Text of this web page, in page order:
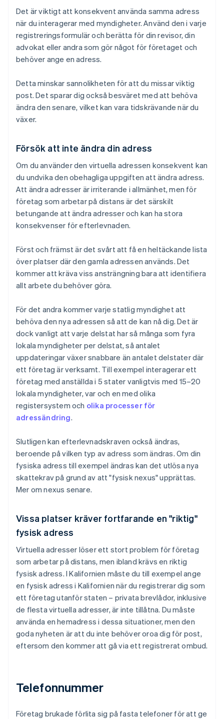
Det är viktigt att konsekvent använda samma adress
när du interagerar med myndigheter. Använd den i varje
registreringsformulär och berätta för din revisor, din
advokat eller andra som gör något för företaget och
behöver ange en adress.
Detta minskar sannolikheten för att du missar viktig
post. Det sparar dig också besväret med att behöva
ändra den senare, vilket kan vara tidskrävande när du
växer.
Försök att inte ändra din adress
Om du använder den virtuella adressen konsekvent kan
du undvika den obehagliga uppgiften att ändra adress.
Att ändra adresser är irriterande i allmänhet, men för
företag som arbetar på distans är det särskilt
betungande att ändra adresser och kan ha stora
konsekvenser för efterlevnaden.
Först och främst är det svårt att få en heltäckande lista
över platser där den gamla adressen används. Det
kommer att kräva viss ansträngning bara att identifiera
allt arbete du behöver göra.
För det andra kommer varje statlig myndighet att
behöva den nya adressen så att de kan nå dig. Det är
dock vanligt att varje delstat har så många som fyra
lokala myndigheter per delstat, så antalet
uppdateringar växer snabbare än antalet delstater där
ett företag är verksamt. Till exempel interagerar ett
företag med anställda i 5 stater vanligtvis med 15–20
lokala myndigheter, var och en med olika
registersystem och olika processer för
adressändring.
Slutligen kan efterlevnadskraven också ändras,
beroende på vilken typ av adress som ändras. Om din
fysiska adress till exempel ändras kan det utlösa nya
skattekrav på grund av att "fysisk nexus" upprättas.
Mer om nexus senare.
Vissa platser kräver fortfarande en "riktig"
fysisk adress
Virtuella adresser löser ett stort problem för företag
som arbetar på distans, men ibland krävs en riktig
fysisk adress. I Kalifornien måste du till exempel ange
en fysisk adress i Kalifornien när du registrerar dig som
ett företag utanför staten – privata brevlådor, inklusive
de flesta virtuella adresser, är inte tillåtna. Du måste
använda en hemadress i dessa situationer, men den
goda nyheten är att du inte behöver oroa dig för post,
eftersom den kommer att gå via ett registrerat ombud.
Telefonnummer
Företag brukade förlita sig på fasta telefoner för att ge